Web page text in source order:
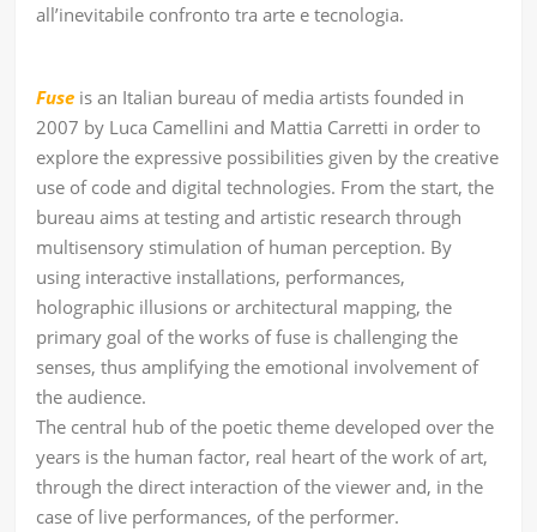
all’inevitabile confronto tra arte e tecnologia.
Fuse is an Italian bureau of media artists founded in
2007 by Luca Camellini and Mattia Carretti in order to
explore the expressive possibilities given by the creative
use of code and digital technologies. From the start, the
bureau aims at testing and artistic research through
multisensory stimulation of human perception. By
using interactive installations, performances,
holographic illusions or architectural mapping, the
primary goal of the works of fuse is challenging the
senses, thus amplifying the emotional involvement of
the audience.
The central hub of the poetic theme developed over the
years is the human factor, real heart of the work of art,
through the direct interaction of the viewer and, in the
case of live performances, of the performer.